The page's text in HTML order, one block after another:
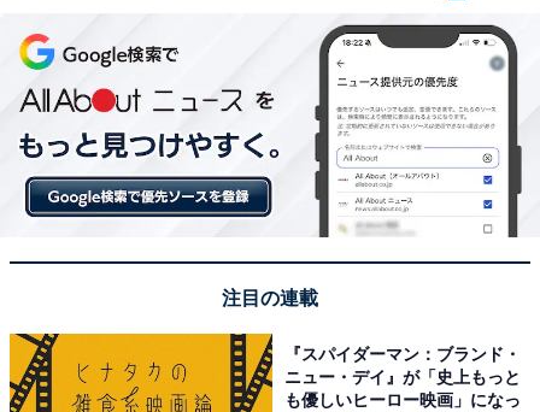
第1位：名城大学（16.3％）
愛知県名古屋市に本部を置く私立大学です。10学部・26
学科を設置し、2022年7月時点で約1万5000人の学生が
学んでいます。これまで青色発光ダイオードで有名な赤
崎勇氏をはじめ、3人のノーベル賞受賞者を輩出。
注目の連載
『スパイダーマン：ブランド・
ニュー・デイ』が「史上もっと
も優しいヒーロー映画」になっ